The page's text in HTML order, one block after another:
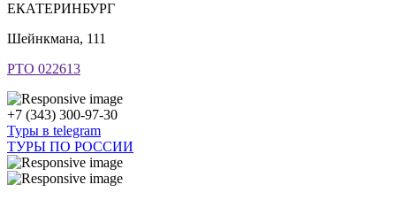
ЕКАТЕРИНБУРГ
Шейнкмана, 111
РТО 022613
+7 (343) 300-97-30
Туры в telegram
ТУРЫ ПО РОССИИ